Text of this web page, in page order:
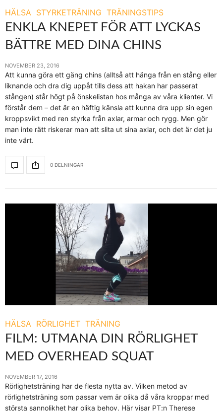
HÄLSA STYRKETRÄNING TRÄNINGSTIPS
ENKLA KNEPET FÖR ATT LYCKAS
BÄTTRE MED DINA CHINS
NOVEMBER 23, 2016
Att kunna göra ett gäng chins (alltså att hänga från en stång eller
liknande och dra dig uppåt tills dess att hakan har passerat
stången) står högt på önskelistan hos många av våra klienter. Vi
förstår dem – det är en häftig känsla att kunna dra upp sin egen
kroppsvikt med ren styrka från axlar, armar och rygg. Men gör
man inte rätt riskerar man att slita ut sina axlar, och det är det ju
inte värt.
0 DELNINGAR
HÄLSA RÖRLIGHET TRÄNING
FILM: UTMANA DIN RÖRLIGHET
MED OVERHEAD SQUAT
NOVEMBER 17, 2016
Rörlighetsträning har de flesta nytta av. Vilken metod av
rörlighetsträning som passar vem är olika då våra kroppar med
största sannolikhet har olika behov. Här visar PT:n Therese